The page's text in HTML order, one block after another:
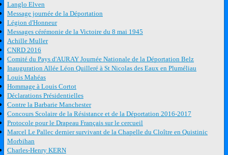
Langlo Elven
Message journée de la Déportation
Légion d'Honneur
Messages cérémonie de la Victoire du 8 mai 1945
Achille Muller
CNRD 2016
Comité du Pays d'AURAY Journée Nationale de la Déportation Belz
Inauguration Allée Léon Quilleré à St Nicolas des Eaux en Pluméliau
Louis Mahéas
Hommage à Louis Cortot
Déclarations Présidentielles
Contre la Barbarie Manchester
Concours Scolaire de la Résistance et de la Déportation 2016-2017
Protocole pour le Drapeau Français sur le cercueil
Marcel Le Pallec dernier survivant de la Chapelle du Cloître en Quistinic
Morbihan
Charles-Henry KERN